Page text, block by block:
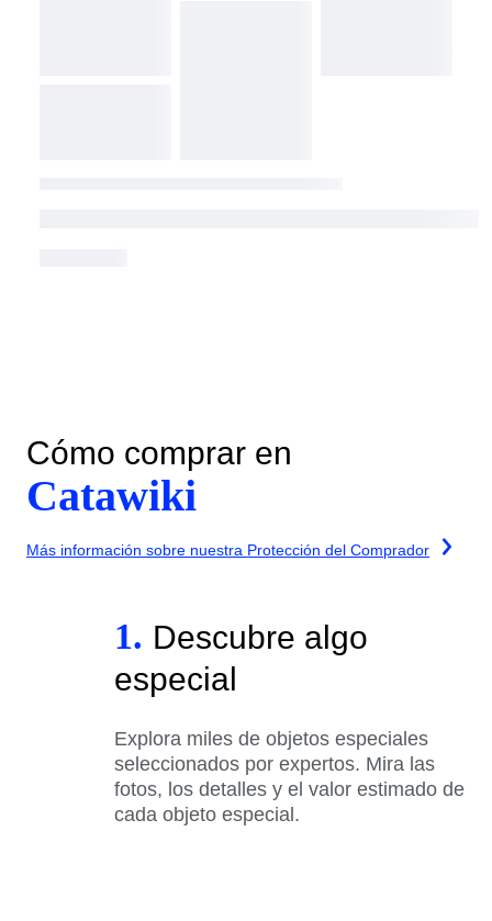
Cómo comprar en
Catawiki
Más información sobre nuestra Protección del Comprador
1. Descubre algo
especial
Explora miles de objetos especiales
seleccionados por expertos. Mira las
fotos, los detalles y el valor estimado de
cada objeto especial.